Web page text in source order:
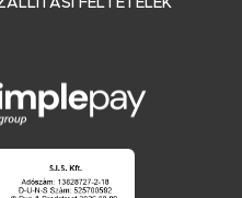
FELTÉTELEK